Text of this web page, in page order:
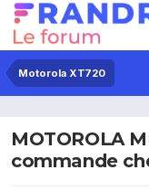
Motorola XT720
MOTOROLA
commande